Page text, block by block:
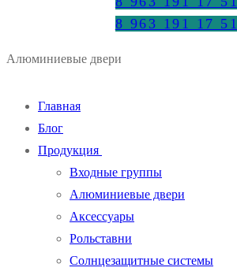
8 963 191 17 51
Алюминиевые двери
Главная
Блог
Продукция
Входные группы
Алюминиевые двери
Аксессуары
Рольставни
Солнцезащитные системы